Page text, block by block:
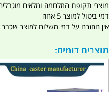
מוצרי תקופת המלחמה ומלאים מוגבלים
דמי ביטול למוצר 5 אחוז
אין החזרה על דמי משלוח למוצר
מוצרים דומים: